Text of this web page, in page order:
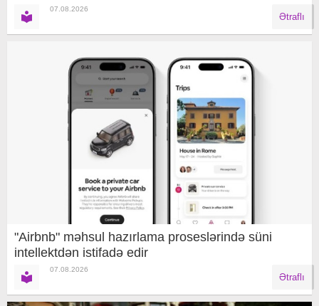
07.08.2026
Ətraflı
"Airbnb" məhsul hazırlama proseslərində süni
intellektdən istifadə edir
07.08.2026
Ətraflı